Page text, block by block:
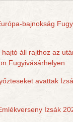
bajnokság
áll rajthoz az
Fugyivásárhelyen
avattak
Izsák